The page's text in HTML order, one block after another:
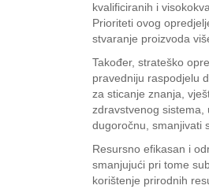
kvalificiranih i
Prioriteti ovog
stvaranje proizvoda
Također, strateško
pravedniju raspodjelu
za sticanje znanja,
zdravstvenog sistema,
dugoročnu, smanjivati
Resursno efikasan i
smanjujući pri tome
korištenje prirodnih